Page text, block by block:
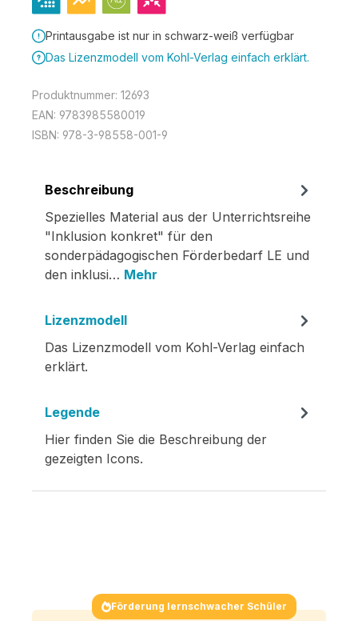
Printausgabe ist nur in schwarz-weiß verfügbar
Das Lizenzmodell vom Kohl-Verlag einfach erklärt.
Produktnummer: 12693
EAN: 9783985580019
ISBN: 978-3-98558-001-9
Beschreibung
Spezielles Material aus der Unterrichtsreihe
"Inklusion konkret" für den
sonderpädagogischen Förderbedarf LE und
den inklusi… Mehr
Lizenzmodell
Das Lizenzmodell vom Kohl-Verlag einfach
erklärt.
Legende
Hier finden Sie die Beschreibung der
gezeigten Icons.
Förderung lernschwacher Schüler